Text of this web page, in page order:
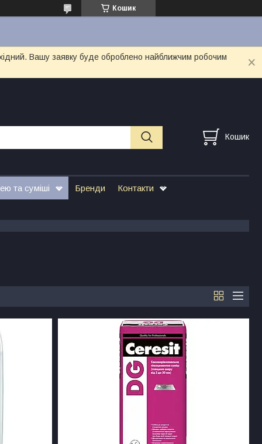
Кошик
Вашу заявку буде оброблено найближчим робочим
Кошик
та суміші Бренди Контакти